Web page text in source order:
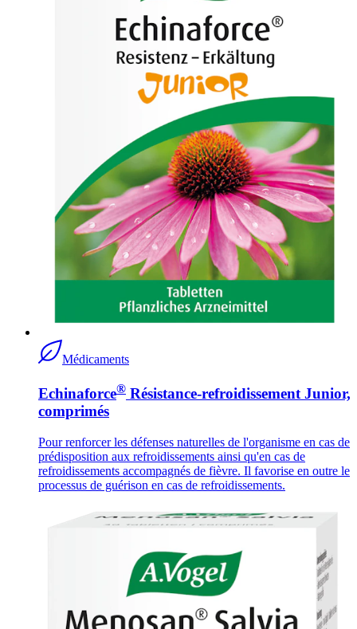
Médicaments
Echinaforce® Résistance-refroidissement Junior,
comprimés
Pour renforcer les défenses naturelles de l'organisme en cas de
prédisposition aux refroidissements ainsi qu'en cas de
refroidissements accompagnés de fièvre. Il favorise en outre le
processus de guérison en cas de refroidissements.